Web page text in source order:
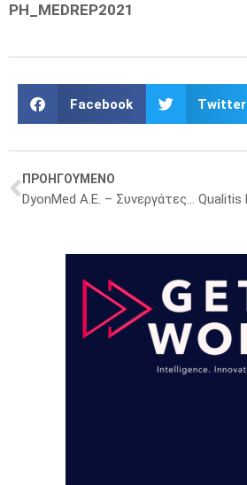
PH_MEDREP2021
Facebook Twitter
ΠΡΟΗΓΟΥΜΕΝΟ
DyonMed A.E. – Συνεργάτες – Αντιπροσώπους